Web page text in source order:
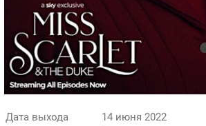
Дата выхода
14 июня 2022